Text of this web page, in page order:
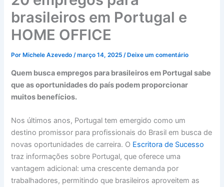
brasileiros em Portugal e
HOME OFFICE
Por Michele Azevedo/março 14, 2025/ Deixe um comentário
Quem busca empregos para brasileiros em Portugal sabe
que as oportunidades do país podem proporcionar
muitos benefícios.
Nos últimos anos, Portugal tem emergido como um
destino promissor para profissionais do Brasil em busca de
novas oportunidades de carreira. O Escritora de Sucesso
traz informações sobre Portugal, que oferece uma
vantagem adicional: uma crescente demanda por
trabalhadores, permitindo que brasileiros aproveitem as